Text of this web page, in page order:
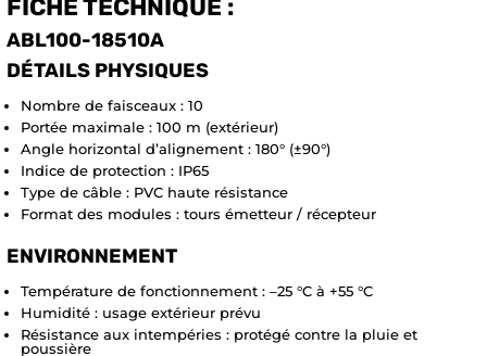
FICHE TECHNIQUE :
ABL100-18510A
DÉTAILS PHYSIQUES
Nombre de faisceaux : 10
Portée maximale : 100 m (extérieur)
Angle horizontal d’alignement : 180° (±90°)
Indice de protection : IP65
Type de câble : PVC haute résistance
Format des modules : tours émetteur / récepteur
ENVIRONNEMENT
Température de fonctionnement : –25 °C à +55 °C
Humidité : usage extérieur prévu
Résistance aux intempéries : protégé contre la pluie et
poussière